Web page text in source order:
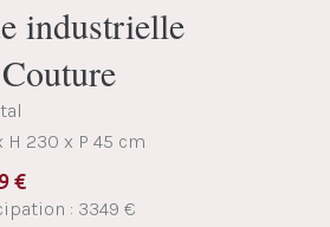
industrielle
H 230 x P 45 cm
€
: 3349 €